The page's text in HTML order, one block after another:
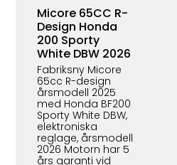
Micore 65CC R-
Design Honda
200 Sporty
White DBW 2026
Fabriksny Micore
65cc R-design
årsmodell 2025
med Honda BF200
Sporty White DBW,
elektroniska
reglage, årsmodell
2026 Motorn har 5
års garanti vid